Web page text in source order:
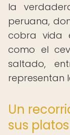
la
peruana,
cobra vida
como el
saltado,
representan
Un
sus